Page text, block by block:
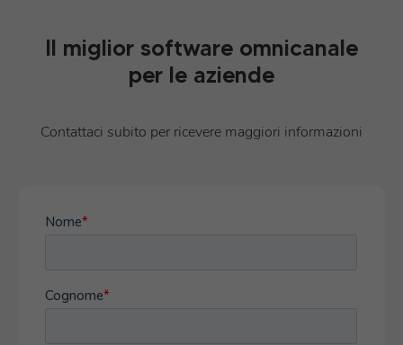
Il miglior software omnicanale
per le aziende
Contattaci subito per ricevere maggiori informazioni